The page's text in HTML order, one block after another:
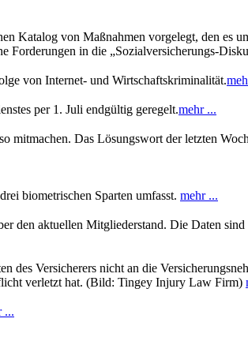
Katalog von Maßnahmen vorgelegt, den es
Forderungen in die „Sozialversicherungs-
von Internet- und Wirtschaftskriminalität.
per 1. Juli endgültig geregelt.mehr ...
mitmachen. Das Lösungswort der letzten
biometrischen Sparten umfasst. mehr ...
den aktuellen Mitgliederstand. Die Daten
des Versicherers nicht an die
verletzt hat. (Bild: Tingey Injury Law Firm)
...